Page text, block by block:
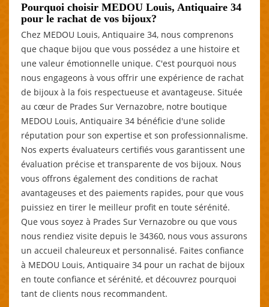
Pourquoi choisir MEDOU Louis, Antiquaire 34
pour le rachat de vos bijoux?
Chez MEDOU Louis, Antiquaire 34, nous comprenons
que chaque bijou que vous possédez a une histoire et
une valeur émotionnelle unique. C'est pourquoi nous
nous engageons à vous offrir une expérience de rachat
de bijoux à la fois respectueuse et avantageuse. Située
au cœur de Prades Sur Vernazobre, notre boutique
MEDOU Louis, Antiquaire 34 bénéficie d'une solide
réputation pour son expertise et son professionnalisme.
Nos experts évaluateurs certifiés vous garantissent une
évaluation précise et transparente de vos bijoux. Nous
vous offrons également des conditions de rachat
avantageuses et des paiements rapides, pour que vous
puissiez en tirer le meilleur profit en toute sérénité.
Que vous soyez à Prades Sur Vernazobre ou que vous
nous rendiez visite depuis le 34360, nous vous assurons
un accueil chaleureux et personnalisé. Faites confiance
à MEDOU Louis, Antiquaire 34 pour un rachat de bijoux
en toute confiance et sérénité, et découvrez pourquoi
tant de clients nous recommandent.